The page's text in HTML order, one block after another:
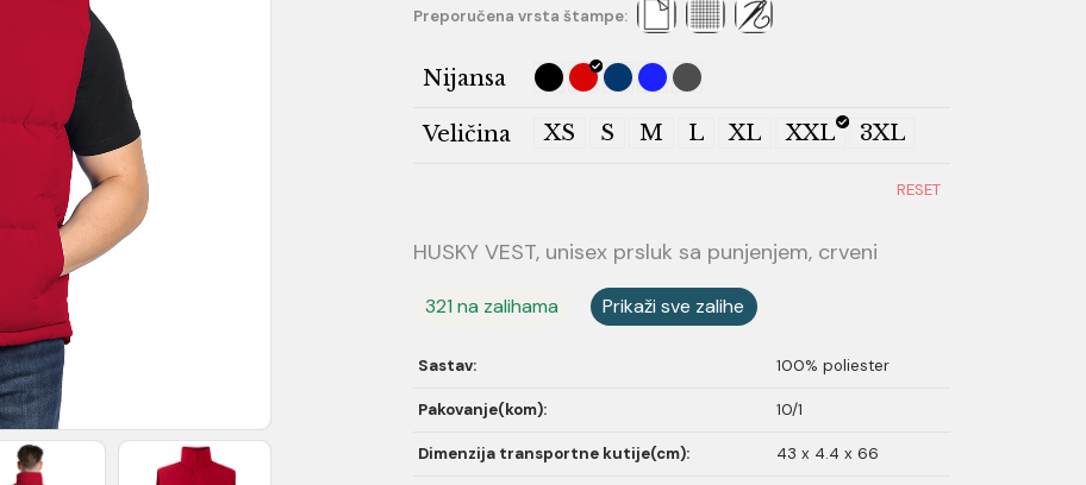
Preporučena vrsta štampe:
Nijansa
Veličina XS S M L XL XXL 3XL
RESET
HUSKY VEST, unisex prsluk sa punjenjem, crveni
321 na zalihama Prikaži sve zalihe
Sastav: 100% poliester
Pakovanje(kom): 10/1
Dimenzija transportne kutije(cm): 43 x 4.4 x 66